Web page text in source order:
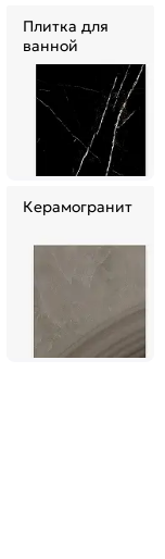
Плитка для
ванной
Керамогранит